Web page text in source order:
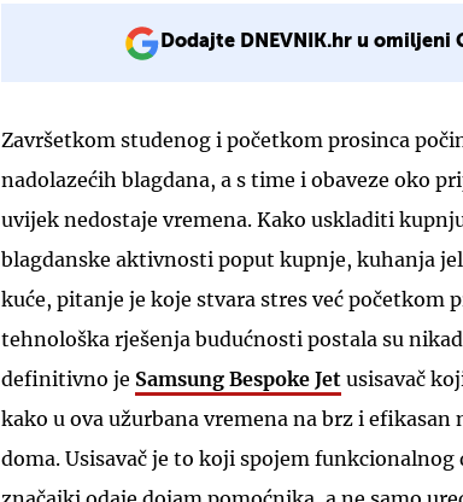
Dodajte DNEVNIK.hr u omiljeni
Završetkom studenog i početkom prosinca
nadolazećih blagdana, a s time i obaveze oko
uvijek nedostaje vremena. Kako uskladiti
blagdanske aktivnosti poput kupnje, kuhanja
kuće, pitanje je koje stvara stres već početkom
tehnološka rješenja budućnosti postala su
definitivno je Samsung Bespoke Jet usisavač
kako u ova užurbana vremena na brz i efikasan
doma. Usisavač je to koji spojem